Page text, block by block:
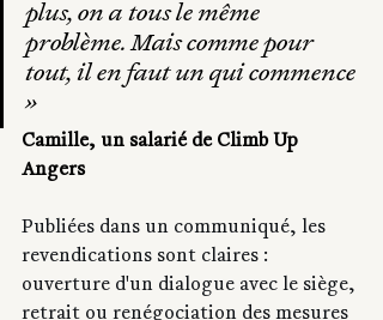
plus, on a tous le même
problème. Mais comme pour
tout, il en faut un qui commence
»
Camille, un salarié de Climb Up
Angers
Publiées dans un communiqué, les
revendications sont claires :
ouverture d'un dialogue avec le siège,
retrait ou renégociation des mesures